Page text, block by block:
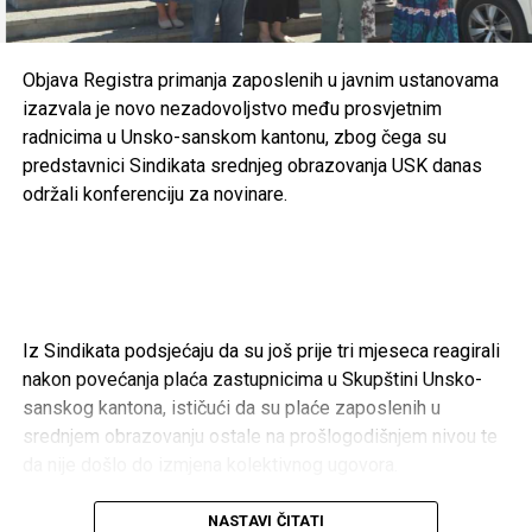
i klubovima
Cazin – 166.200 KM
Gradski sportski savez Cazin –50.000 KM
Konjički klub “Cazin” –40.000 KM
RK “Cepelin-Krajina” –5.000 KM
OŽRK “Krajina” –5.000 KM
Taekwon-do klub “Bosna” –5.000 KM
Objava Registra primanja zaposlenih u javnim ustanovama
izazvala je novo nezadovoljstvo među prosvjetnim
radnicima u Unsko-sanskom kantonu, zbog čega su
predstavnici Sindikata srednjeg obrazovanja USK danas
održali konferenciju za novinare.
Iz Sindikata podsjećaju da su još prije tri mjeseca reagirali
nakon povećanja plaća zastupnicima u Skupštini Unsko-
sanskog kantona, ističući da su plaće zaposlenih u
srednjem obrazovanju ostale na prošlogodišnjem nivou te
Kako navode, objava Registra primanja dodatno je pojačala
NASTAVI ČITATI